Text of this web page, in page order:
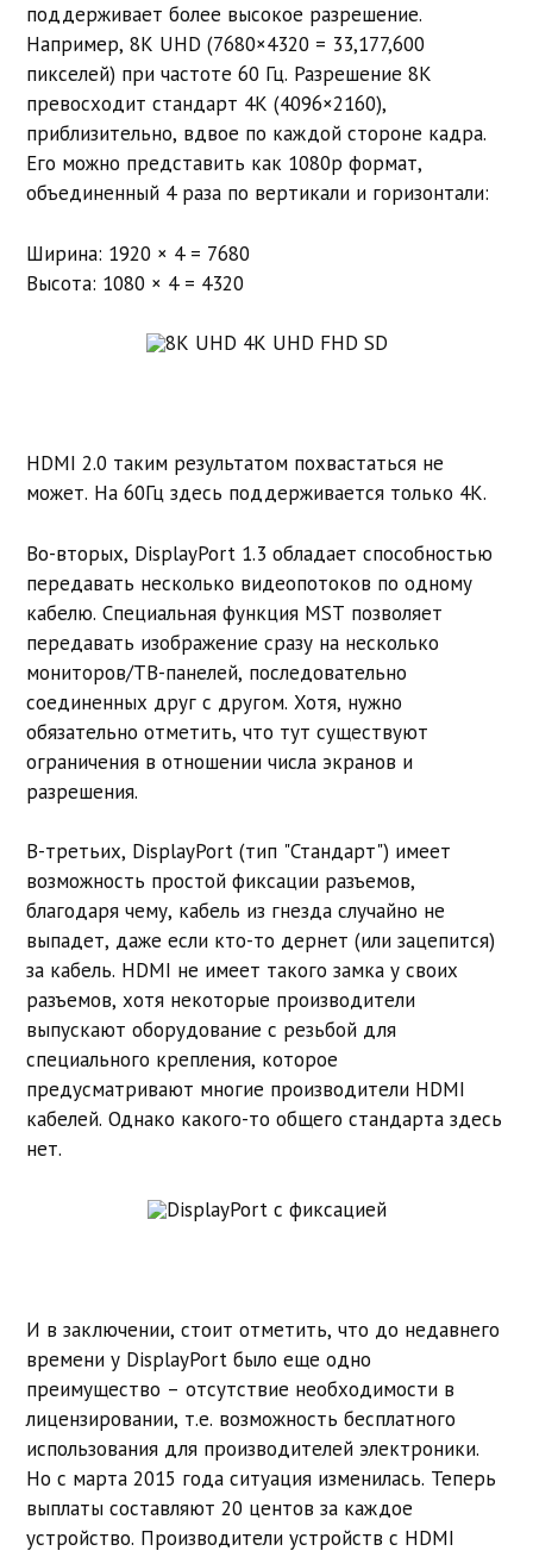
поддерживает более высокое разрешение.
Например, 8K UHD (7680×4320 = 33,177,600
пикселей) при частоте 60 Гц. Разрешение 8K
превосходит стандарт 4K (4096×2160),
приблизительно, вдвое по каждой стороне кадра.
Его можно представить как 1080p формат,
объединенный 4 раза по вертикали и горизонтали:
Ширина: 1920 × 4 = 7680
Высота: 1080 × 4 = 4320
HDMI 2.0 таким результатом похвастаться не
может. На 60Гц здесь поддерживается только 4K.
Во-вторых, DisplayPort 1.3 обладает способностью
передавать несколько видеопотоков по одному
кабелю. Специальная функция MST позволяет
передавать изображение сразу на несколько
мониторов/ТВ-панелей, последовательно
соединенных друг с другом. Хотя, нужно
обязательно отметить, что тут существуют
ограничения в отношении числа экранов и
разрешения.
В-третьих, DisplayPort (тип "Стандарт") имеет
возможность простой фиксации разъемов,
благодаря чему, кабель из гнезда случайно не
выпадет, даже если кто-то дернет (или зацепится)
за кабель. HDMI не имеет такого замка у своих
разъемов, хотя некоторые производители
выпускают оборудование с резьбой для
специального крепления, которое
предусматривают многие производители HDMI
кабелей. Однако какого-то общего стандарта здесь
нет.
И в заключении, стоит отметить, что до недавнего
времени у DisplayPort было еще одно
преимущество – отсутствие необходимости в
лицензировании, т.е. возможность бесплатного
использования для производителей электроники.
Но с марта 2015 года ситуация изменилась. Теперь
выплаты составляют 20 центов за каждое
устройство. Производители устройств с HDMI